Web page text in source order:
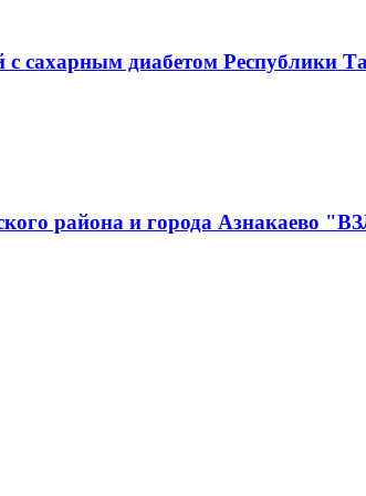
сахарным диабетом Республики
района и города Азнакаево